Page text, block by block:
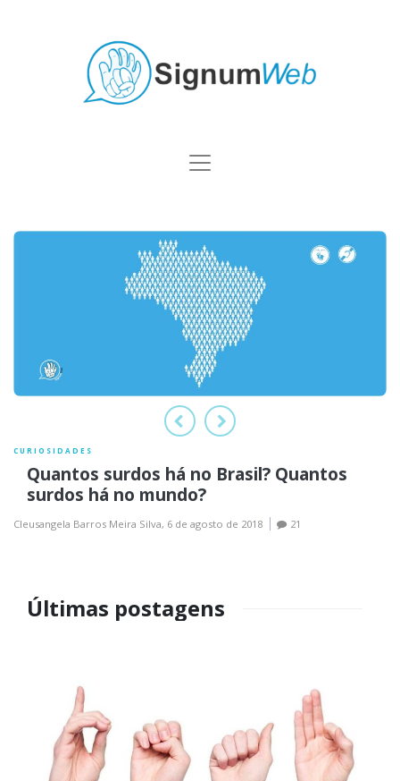
AnteriorPróximo
CURIOSIDADES
Quantos surdos há no Brasil? Quantos
surdos há no mundo?
Cleusangela Barros Meira Silva, 6 de agosto de 2018 21
Últimas postagens